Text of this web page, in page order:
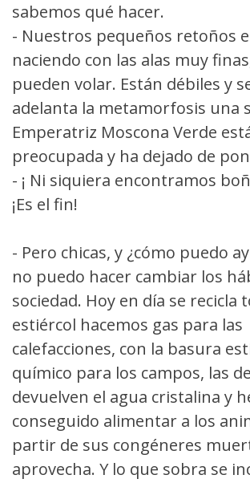
sabemos qué hacer.
- Nuestros pequeños retoños
naciendo con las alas muy
pueden volar. Están débiles y
adelanta la metamorfosis una
Emperatriz Moscona Verde
preocupada y ha dejado de
- ¡ Ni siquiera encontramos
¡Es el fin!
- Pero chicas, y ¿cómo puedo
no puedo hacer cambiar los
sociedad. Hoy en día se recicla
estiércol hacemos gas para las
calefacciones, con la basura
químico para los campos, las
devuelven el agua cristalina y
conseguido alimentar a los
partir de sus congéneres
aprovecha. Y lo que sobra se